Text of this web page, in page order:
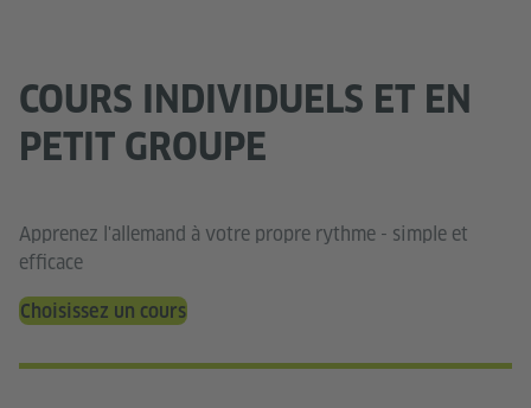
COURS INDIVIDUELS ET EN
PETIT GROUPE
Apprenez l'allemand à votre propre rythme - simple et
efficace
Choisissez un cours